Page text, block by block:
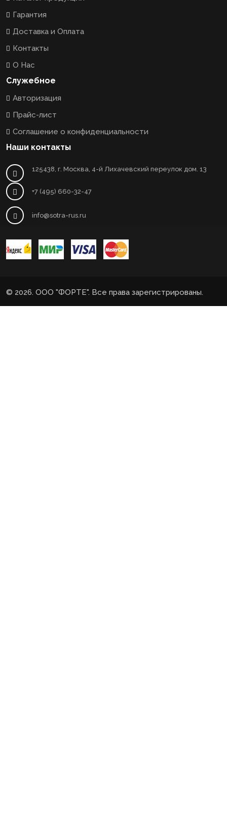
Гарантия
Доставка и Оплата
Контакты
О Нас
Служебное
Авторизация
Прайс-лист
Соглашение о конфиденциальности
Наши контакты
125438, г. Москва, 4-й Лихачевский переулок дом. 13
+7 (495) 660-32-47
info@sotra-rus.ru
© 2026. ООО "ФОРТЕ". Все права зарегистрированы.